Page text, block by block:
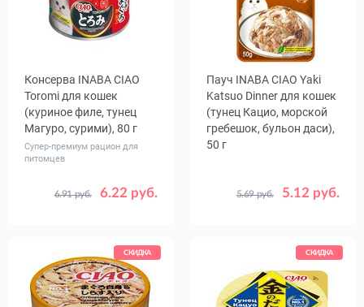
Консерва INABA CIAO
Toromi для кошек
(куриное филе, тунец
Магуро, сурими), 80 г
Супер-премиум рацион для
питомцев
6.22 руб.
6.91 руб.
Количество
1 24
Пауч INABA CIAO Yaki
Katsuo Dinner для кошек
(тунец Кацио, морской
гребешок, бульон даси),
50 г
5.12 руб.
5.69 руб.
Количество
1 16
СКИДКА СКИДКА